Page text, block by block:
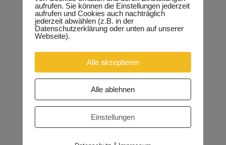
aufrufen. Sie können die Einstellungen jederzeit
aufrufen und Cookies auch nachträglich
jederzeit abwählen (z.B. in der
Datenschutzerklärung oder unten auf unserer
Webseite).
Alle akzeptieren
Alle ablehnen
Einstellungen